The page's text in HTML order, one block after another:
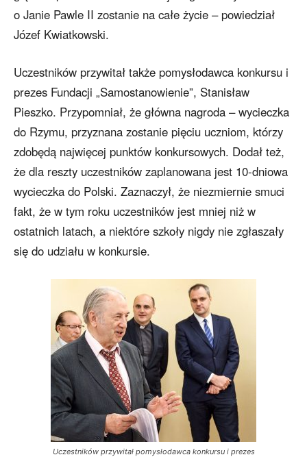
o Janie Pawle II zostanie na całe życie – powiedział
Józef Kwiatkowski.
Uczestników przywitał także pomysłodawca konkursu i
prezes Fundacji „Samostanowienie”, Stanisław
Pieszko. Przypomniał, że główna nagroda – wycieczka
do Rzymu, przyznana zostanie pięciu uczniom, którzy
zdobędą najwięcej punktów konkursowych. Dodał też,
że dla reszty uczestników zaplanowana jest 10-dniowa
wycieczka do Polski. Zaznaczył, że niezmiernie smuci
fakt, że w tym roku uczestników jest mniej niż w
ostatnich latach, a niektóre szkoły nigdy nie zgłaszały
się do udziału w konkursie.
Uczestników przywitał pomysłodawca konkursu i prezes